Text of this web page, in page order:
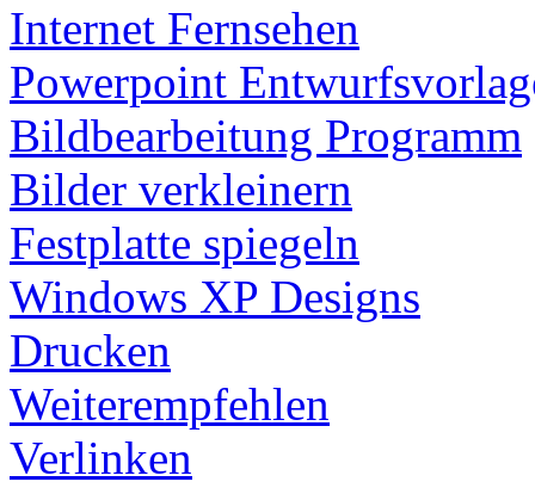
Internet Fernsehen
Powerpoint
Bildbearbeitung Programm
Bilder verkleinern
Festplatte spiegeln
Windows XP Designs
Drucken
Weiterempfehlen
Verlinken